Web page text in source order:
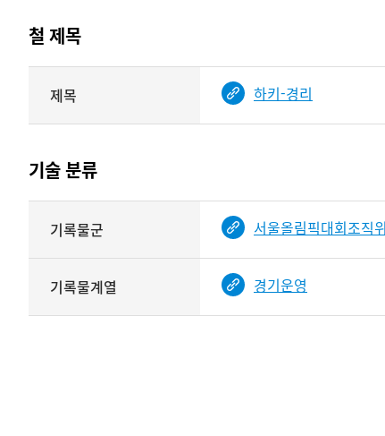
테이블
기여자
제공됨
<
철 제목
기록물
건의
제목를
보여주는
표
제목 하키-경리
기술 분류
분류
정보를
보여주는
표
기록물군 서울올림픽대회조직
기록물계열 경기운영